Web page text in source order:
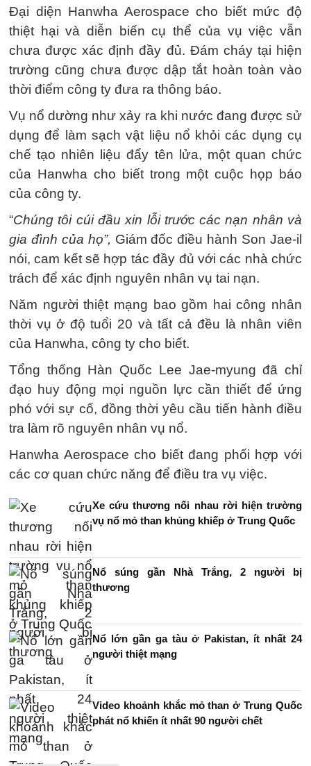
Đại diện Hanwha Aerospace cho biết mức độ
thiệt hại và diễn biến cụ thể của vụ việc vẫn
chưa được xác định đầy đủ. Đám cháy tại hiện
trường cũng chưa được dập tắt hoàn toàn vào
thời điểm công ty đưa ra thông báo.
Vụ nổ dường như xảy ra khi nước đang được sử
dụng để làm sạch vật liệu nổ khỏi các dụng cụ
chế tạo nhiên liệu đẩy tên lửa, một quan chức
của Hanwha cho biết trong một cuộc họp báo
của công ty.
“Chúng tôi cúi đầu xin lỗi trước các nạn nhân và
gia đình của họ”, Giám đốc điều hành Son Jae-il
nói, cam kết sẽ hợp tác đầy đủ với các nhà chức
trách để xác định nguyên nhân vụ tai nạn.
Năm người thiệt mạng bao gồm hai công nhân
thời vụ ở độ tuổi 20 và tất cả đều là nhân viên
của Hanwha, công ty cho biết.
Tổng thống Hàn Quốc Lee Jae-myung đã chỉ
đạo huy động mọi nguồn lực cần thiết để ứng
phó với sự cố, đồng thời yêu cầu tiến hành điều
tra làm rõ nguyên nhân vụ nổ.
Hanwha Aerospace cho biết đang phối hợp với
các cơ quan chức năng để điều tra vụ việc.
Xe cứu thương nối nhau rời hiện trường
vụ nổ mỏ than khủng khiếp ở Trung Quốc
Nổ súng gần Nhà Trắng, 2 người bị
thương
Nổ lớn gần ga tàu ở Pakistan, ít nhất 24
người thiệt mạng
Video khoảnh khắc mỏ than ở Trung Quốc
phát nổ khiến ít nhất 90 người chết